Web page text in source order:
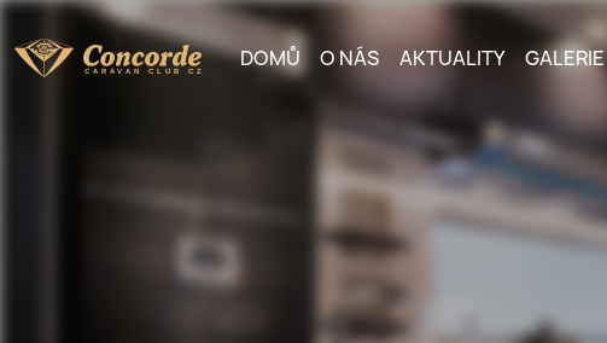
C ARAVAN CLUB CZ DOMŮ O NÁS AKTUALITY GALERIE